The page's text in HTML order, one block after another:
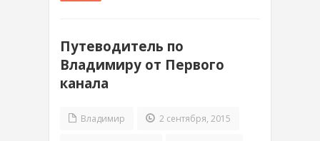
Путеводитель по
Владимиру от Первого
канала
Владимир 2 сентября, 2015